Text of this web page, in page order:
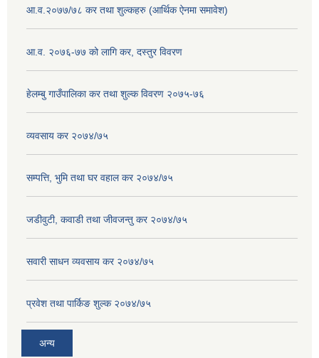
आ.व.२०७७/७८ कर तथा शुल्कहरु (आर्थिक ऐनमा समावेश)
आ.व. २०७६-७७ को लागि कर, दस्तुर विवरण
हेलम्बु गाउँपालिका कर तथा शुल्क विवरण २०७५-७६
व्यवसाय कर २०७४/७५
सम्पत्ति, भुमि तथा घर वहाल कर २०७४/७५
जडीवुटी, कवाडी तथा जीवजन्तु कर २०७४/७५
सवारी साधन व्यवसाय कर २०७४/७५
प्रवेश तथा पार्किङ शुल्क २०७४/७५
अन्य